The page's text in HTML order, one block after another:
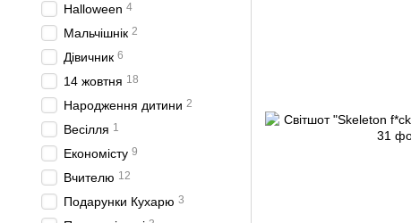
Halloween 4
Мальчішнік 2
Дівичник 6
14 жовтня 18
Народження дитини 2
Весілля 1
Економісту 9
Вчителю 12
Подарунки Кухарю 3